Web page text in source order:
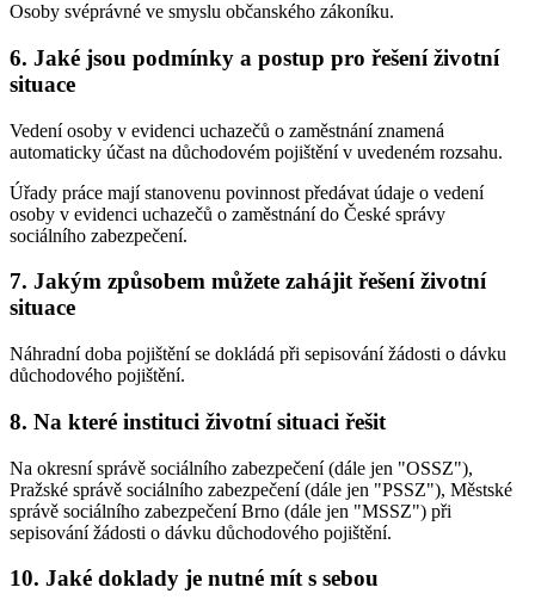
Osoby svéprávné ve smyslu občanského zákoníku.
6. Jaké jsou podmínky a postup pro řešení životní
situace
Vedení osoby v evidenci uchazečů o zaměstnání znamená
automaticky účast na důchodovém pojištění v uvedeném rozsahu.
Úřady práce mají stanovenu povinnost předávat údaje o vedení
osoby v evidenci uchazečů o zaměstnání do České správy
sociálního zabezpečení.
7. Jakým způsobem můžete zahájit řešení životní
situace
Náhradní doba pojištění se dokládá při sepisování žádosti o dávku
důchodového pojištění.
8. Na které instituci životní situaci řešit
Na okresní správě sociálního zabezpečení (dále jen "OSSZ"),
Pražské správě sociálního zabezpečení (dále jen "PSSZ"), Městské
správě sociálního zabezpečení Brno (dále jen "MSSZ") při
sepisování žádosti o dávku důchodového pojištění.
10. Jaké doklady je nutné mít s sebou